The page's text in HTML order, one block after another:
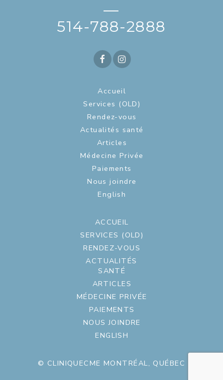
—
514-788-2888
Accueil
Services (OLD)
Rendez-vous
Actualités santé
Articles
Médecine Privée
Paiements
Nous joindre
English
ACCUEIL
SERVICES (OLD)
RENDEZ-VOUS
ACTUALITÉS
SANTÉ
ARTICLES
MÉDECINE PRIVÉE
PAIEMENTS
NOUS JOINDRE
ENGLISH
© CLINIQUECME MONTRÉAL, QUÉBEC